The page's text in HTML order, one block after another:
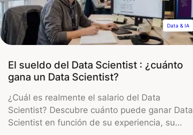
Data & IA
El sueldo del Data Scientist : ¿cuánto
gana un Data Scientist?
¿Cuál es realmente el salario del Data
Scientist? Descubre cuánto puede ganar Data
Scientist en función de su experiencia, su